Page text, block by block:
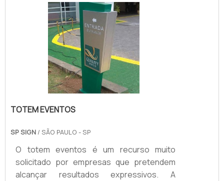
acordo com a necessidade, a rotina ou até
mesmo o funcionamento de cada indústria.
De todo modo, o painel elétrico automação
serve para gerenciar o equipamento
presente na linha de produção das grand.
TOTEM EVENTOS
SP SIGN / SÃO PAULO - SP
O totem eventos é um recurso muito
solicitado por empresas que pretendem
alcançar resultados expressivos. A